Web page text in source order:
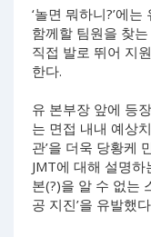
‘놀면 뭐하니?’에
함께할 팀원을 찾
직접 발로 뛰어 지
한다.
유 본부장 앞에 등
는 면접 내내 예상
관’을 더욱 당황케
JMT에 대해 설명
본(?)을 알 수 없는
공 지진’을 유발했